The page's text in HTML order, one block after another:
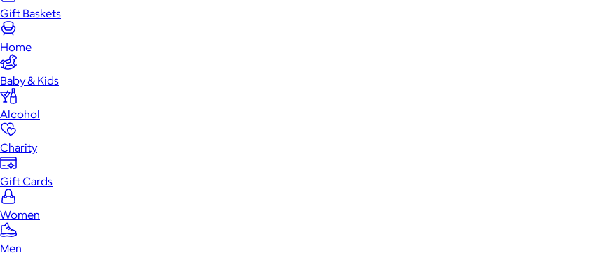
Gift Baskets
Home
Baby & Kids
Alcohol
Charity
Gift Cards
Women
Men